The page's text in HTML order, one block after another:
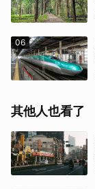
06
其他人也看了